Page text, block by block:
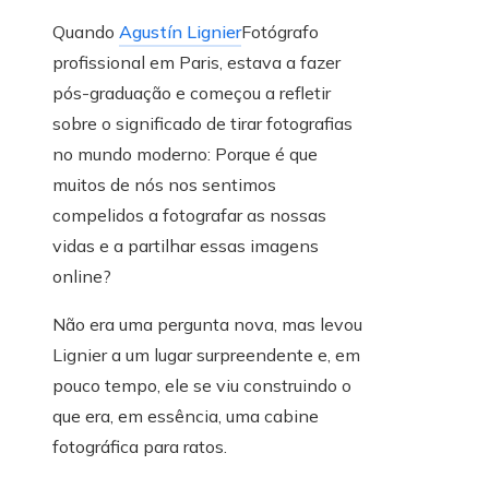
Quando Agustín LignierFotógrafo
profissional em Paris, estava a fazer
pós-graduação e começou a refletir
sobre o significado de tirar fotografias
no mundo moderno: Porque é que
muitos de nós nos sentimos
compelidos a fotografar as nossas
vidas e a partilhar essas imagens
online?
Não era uma pergunta nova, mas levou
Lignier a um lugar surpreendente e, em
pouco tempo, ele se viu construindo o
que era, em essência, uma cabine
fotográfica para ratos.